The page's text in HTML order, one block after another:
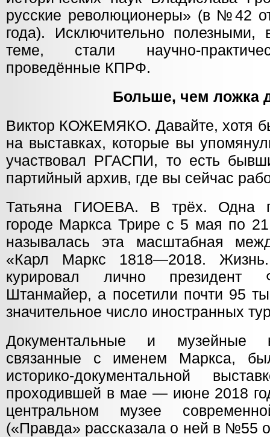
русские революционеры» (в №42
года). Исключительно
теме, стали научно-
проведённые КПРФ.
Больше, чем ложка
Виктор КОЖЕМЯКО. Давайте, хотя
на выставках, которые вы
участвовал РГАСПИ, то есть
партийный архив, где вы сейчас
Татьяна ГИОЕВА. В трёх. Одна
городе Маркса Трире с 5 мая по
называлась эта масштабная
«Карл Маркс 1818—2018.
курировал лично президент
Штанмайер, а посетили почти 95
значительное число иностранных
Документальные и музейные
связанные с именем Маркса,
историко-документальной
проходившей в мае — июне 2018
центральном музее
(«Правда» рассказала о ней в №55